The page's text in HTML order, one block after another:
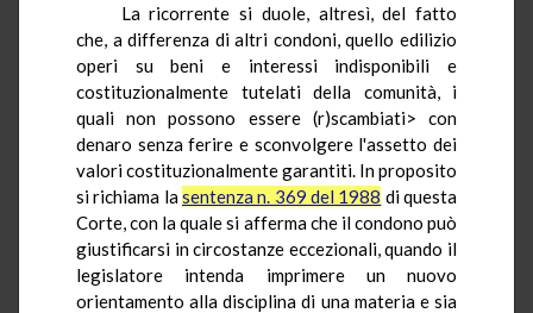
La ricorrente si duole, altresì, del fatto
che, a differenza di altri condoni, quello edilizio
operi su beni e interessi indisponibili e
costituzionalmente tutelati della comunità, i
quali non possono essere (r)scambiati> con
denaro senza ferire e sconvolgere l'assetto dei
valori costituzionalmente garantiti. In proposito
si richiama lasentenza n. 369 del 1988 di questa
Corte, con la quale si afferma che il condono può
giustificarsi in circostanze eccezionali, quando il
legislatore intenda imprimere un nuovo
orientamento alla disciplina di una materia e sia